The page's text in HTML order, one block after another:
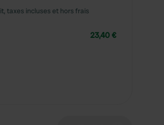
taxes incluses et hors frais
23,40 €